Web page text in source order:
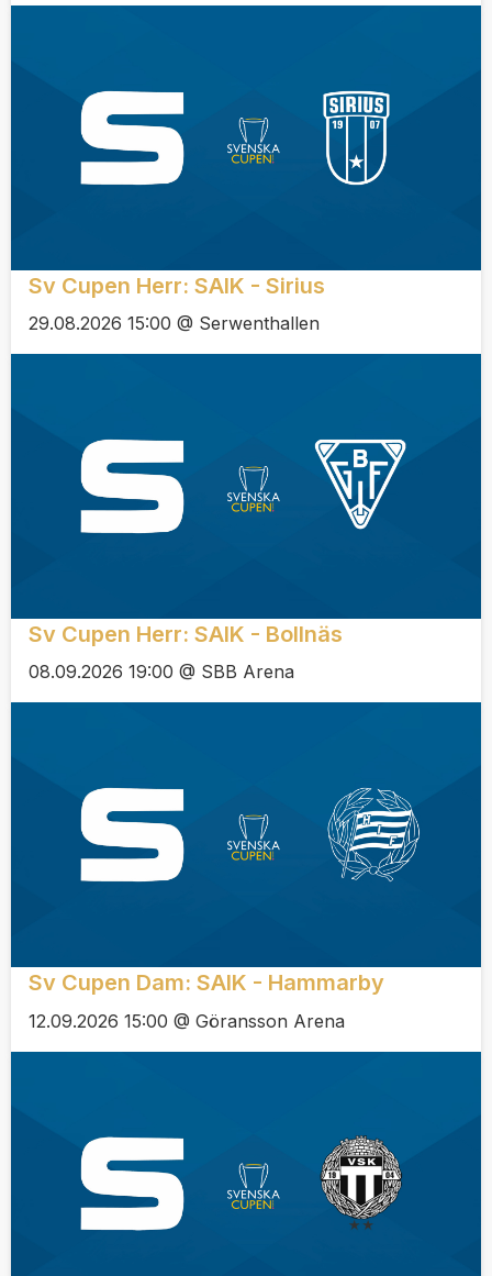
Sv Cupen Herr: SAIK - Sirius
29.08.2026 15:00 @ Serwenthallen
Sv Cupen Herr: SAIK - Bollnäs
08.09.2026 19:00 @ SBB Arena
Sv Cupen Dam: SAIK - Hammarby
12.09.2026 15:00 @ Göransson Arena